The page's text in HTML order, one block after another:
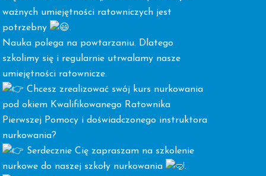
ważnych umiejętności ratowniczych jest
potrzebny
.
Nauka polega na powtarzaniu. Dlatego
szkolimy się i regularnie utrwalamy nasze
umiejętności ratownicze.
Chcesz zrealizować swój kurs nurkowania
pod okiem Kwalifikowanego Ratownika
Pierwszej Pomocy i doświadczonego instruktora
nurkowania?
Serdecznie Cię zapraszam na szkolenie
nurkowe do naszej szkoły nurkowania
.